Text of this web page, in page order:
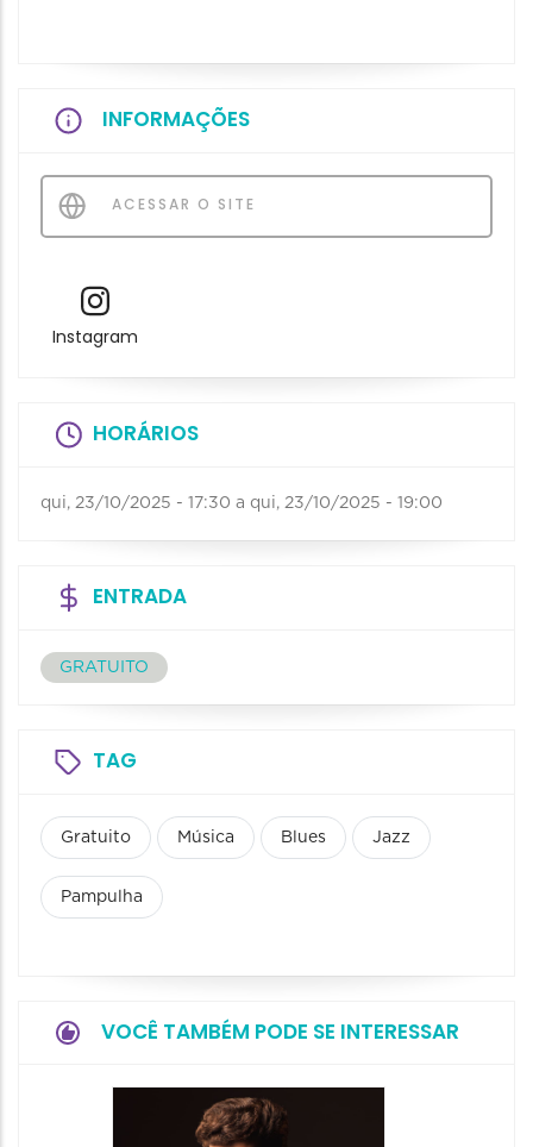
INFORMAÇÕES
ACESSAR O SITE
Instagram
HORÁRIOS
qui, 23/10/2025 - 17:30 a qui, 23/10/2025 - 19:00
ENTRADA
GRATUITO
TAG
Gratuito Música Blues Jazz
Pampulha
VOCÊ TAMBÉM PODE SE INTERESSAR